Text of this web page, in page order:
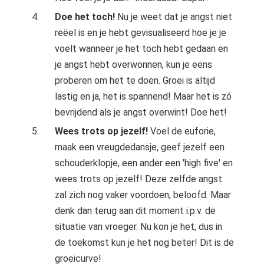
‍Doe het toch! Nu je weet dat je angst niet
reëel is en je hebt gevisualiseerd hoe je je
voelt wanneer je het toch hebt gedaan en
je angst hebt overwonnen, kun je eens
proberen om het te doen. Groei is altijd
lastig en ja, het is spannend! Maar het is zó
bevrijdend als je angst overwint! Doe het!
Wees trots op jezelf! Voel de euforie,
maak een vreugdedansje, geef jezelf een
schouderklopje, een ander een 'high five' en
wees trots op jezelf! Deze zelfde angst
zal zich nog vaker voordoen, beloofd. Maar
denk dan terug aan dit moment i.p.v. de
situatie van vroeger. Nu kon je het, dus in
de toekomst kun je het nog beter! Dit is de
groeicurve!